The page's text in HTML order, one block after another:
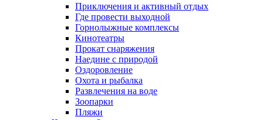
Приключения и активный отдых
Где провести выходной
Горнолыжные комплексы
Кинотеатры
Прокат снаряжения
Наедине с природой
Оздоровление
Охота и рыбалка
Развлечения на воде
Зоопарки
Пляжи